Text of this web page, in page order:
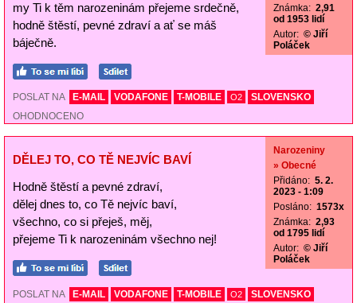
my Ti k těm narozeninám přejeme srdečně,
hodně štěstí, pevné zdraví a ať se máš
báječně.
Známka: 2,91
od 1953 lidí
Autor: © Jiří
Poláček
POSLAT NA E-MAIL VODAFONE T-MOBILE O2
SLOVENSKO
OHODNOCENO
DĚLEJ TO, CO TĚ NEJVÍC BAVÍ
Hodně štěstí a pevné zdraví,
dělej dnes to, co Tě nejvíc baví,
všechno, co si přeješ, měj,
přejeme Ti k narozeninám všechno nej!
Narozeniny
» Obecné
Přidáno: 5. 2.
2023 - 1:09
Posláno: 1573x
Známka: 2,93
od 1795 lidí
Autor: © Jiří
Poláček
POSLAT NA E-MAIL VODAFONE T-MOBILE O2
SLOVENSKO